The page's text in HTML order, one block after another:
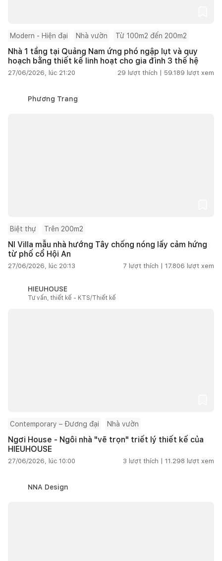
Modern - Hiện đại Nhà vườn Từ 100m2 đến 200m2
Nhà 1 tầng tại Quảng Nam ứng phó ngập lụt và quy
hoạch bằng thiết kế linh hoạt cho gia đình 3 thế hệ
27/06/2026, lúc 21:20 29 lượt thích | 59.189 lượt xem
Phương Trang
Biệt thự Trên 200m2
NI Villa mẫu nhà hướng Tây chống nóng lấy cảm hứng
từ phố cổ Hội An
27/06/2026, lúc 20:13 7 lượt thích | 17.806 lượt xem
HIEUHOUSE
Tư vấn, thiết kế - KTS/Thiết kế
Contemporary – Đương đại Nhà vườn
Ngơi House - Ngôi nhà "vẽ trọn" triết lý thiết kế của
HIEUHOUSE
27/06/2026, lúc 10:00 3 lượt thích | 11.298 lượt xem
NNA Design